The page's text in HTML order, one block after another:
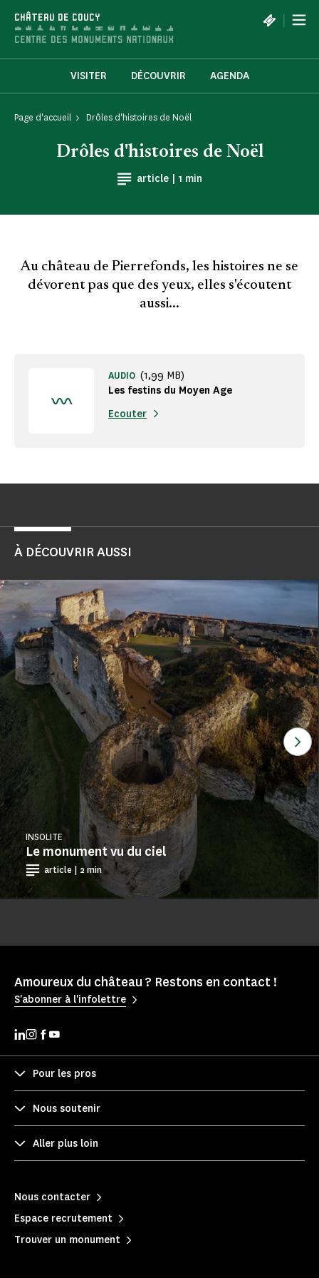
CHÂTEAU DE COUCY |
VISITER DÉCOUVRIR AGENDA
Page d'accueil Drôles d'histoires de Noël
article | Temps de Lecture
1 min
Drôles d'histoires de Noël
Au château de Pierrefonds, les histoires ne se
dévorent pas que des yeux, elles s'écoutent
aussi...
Les festins du Moyen Age
AUDIO (1,99 MB)
Ecouter
À DÉCOUVRIR AUSSI
Le monument vu du ciel
INSOLITE
article | 2 min
Amoureux du château ? Restons en contact !
S'abonner à l'infolettre
Pour les pros
Nous soutenir
Aller plus loin
Nous contacter
Espace recrutement
Trouver un monument